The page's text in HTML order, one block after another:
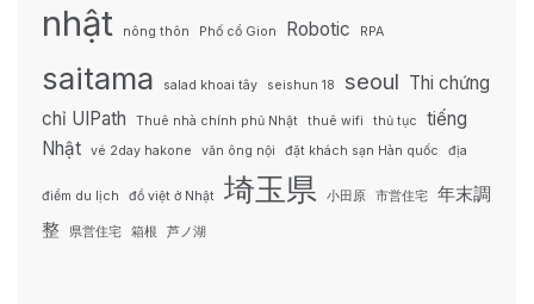
nhật nông thôn Phố cổ Gion Robotic RPA
saitama salad khoai tây seishun 18 seoul Thi chứng
chỉ UIPath
Thuê nhà chính phủ Nhật thuê wifi thủ tục
tiếng
Nhật
vé 2day hakone văn ông nội đặt khách sạn Hàn quốc địa
điểm du lịch đồ việt ở Nhật 埼玉県 小田原 市営住宅
年末調
整
県営住宅 箱根 芦ノ湖